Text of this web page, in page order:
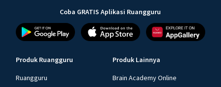
Coba GRATIS Aplikasi Ruangguru
Produk Ruangguru
Ruangguru
Produk Lainnya
Brain Academy Online